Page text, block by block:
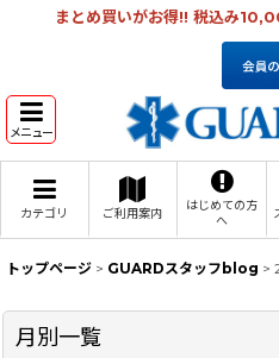
まとめ買いがお得!! 税込み
メニュー
カテゴリ ご利用案内
はじめての方
へ
トップページ > GUARDスタッフblog >
月別一覧